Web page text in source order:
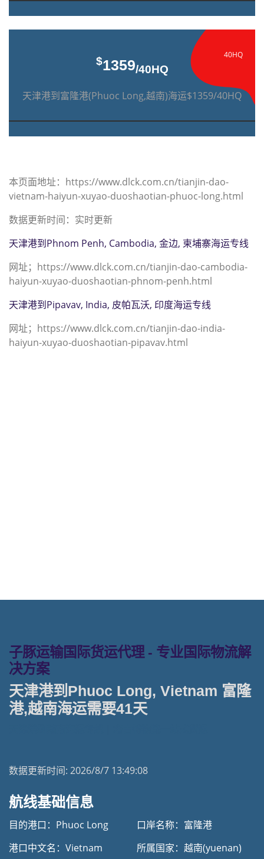
40HQ
$1359/40HQ
天津港到富隆港(Phuoc Long,越南)海运$1359/40HQ
本页面地址：https://www.dlck.com.cn/tianjin-dao-
vietnam-haiyun-xuyao-duoshaotian-phuoc-long.html
数据更新时间：实时更新
天津港到Phnom Penh, Cambodia, 金边, 柬埔寨海运专线
网址；https://www.dlck.com.cn/tianjin-dao-cambodia-
haiyun-xuyao-duoshaotian-phnom-penh.html
天津港到Pipavav, India, 皮帕瓦沃, 印度海运专线
网址；https://www.dlck.com.cn/tianjin-dao-india-
haiyun-xuyao-duoshaotian-pipavav.html
子豚运输国际货运代理 - 专业国际物流解
决方案
天津港到Phuoc Long, Vietnam 富隆
港,越南海运需要41天
数据更新时间: 2026/8/7 13:49:08
航线基础信息
目的港口：Phuoc Long
港口中文名：Vietnam
口岸名称：富隆港
所属国家：越南(yuenan)